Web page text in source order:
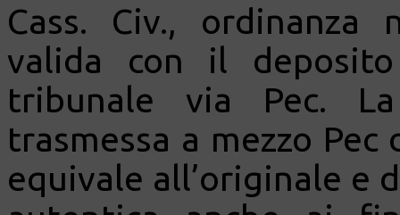
Cass. Civ., ordinanza
valida con il
tribunale via Pec.
trasmessa a mezzo
equivale all’originale e